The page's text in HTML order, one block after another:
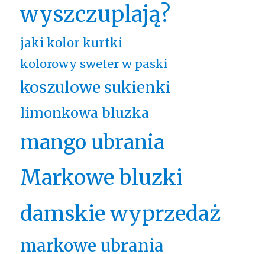
wyszczuplają?
jaki kolor kurtki
kolorowy sweter w paski
koszulowe sukienki
limonkowa bluzka
mango ubrania
Markowe bluzki
damskie wyprzedaż
markowe ubrania